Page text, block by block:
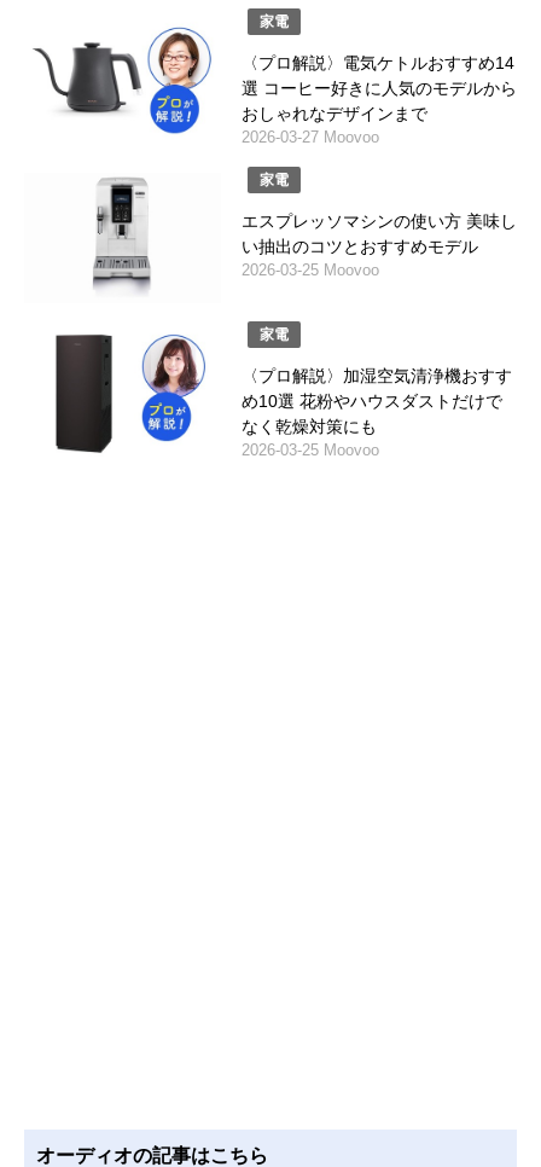
家電
〈プロ解説〉電気ケトルおすすめ14
選 コーヒー好きに人気のモデルから
おしゃれなデザインまで
2026-03-27 Moovoo
家電
エスプレッソマシンの使い方 美味し
い抽出のコツとおすすめモデル
2026-03-25 Moovoo
家電
〈プロ解説〉加湿空気清浄機おすす
め10選 花粉やハウスダストだけで
なく乾燥対策にも
2026-03-25 Moovoo
オーディオの記事はこちら